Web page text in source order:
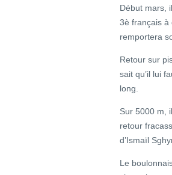
Début mars,
3è français à
remportera
Retour sur
sait qu’il lui
long.
Sur 5000 m,
retour
d’Ismaïl
Le